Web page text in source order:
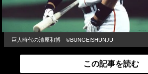
巨人時代の清原和博 ©︎BUNGEISHUNJU
この記事を読む